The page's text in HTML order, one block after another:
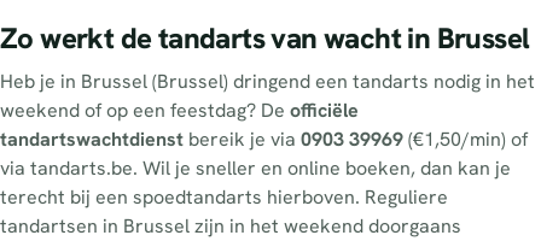
Zo werkt de tandarts van wacht in Brussel
Heb je in Brussel (Brussel) dringend een tandarts nodig in het
weekend of op een feestdag? De officiële
tandartswachtdienst bereik je via 0903 39969(€1,50/min) of
via tandarts.be. Wil je sneller en online boeken, dan kan je
terecht bij een spoedtandarts hierboven. Reguliere
tandartsen in Brussel zijn in het weekend doorgaans